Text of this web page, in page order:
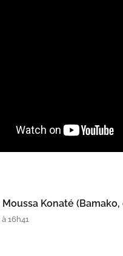
Moussa Konaté
16h41